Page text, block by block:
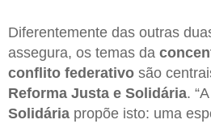
Diferentemente das outras
assegura, os temas da
conflito federativo são
Reforma Justa e Solidária. “A
Solidária propõe isto: uma